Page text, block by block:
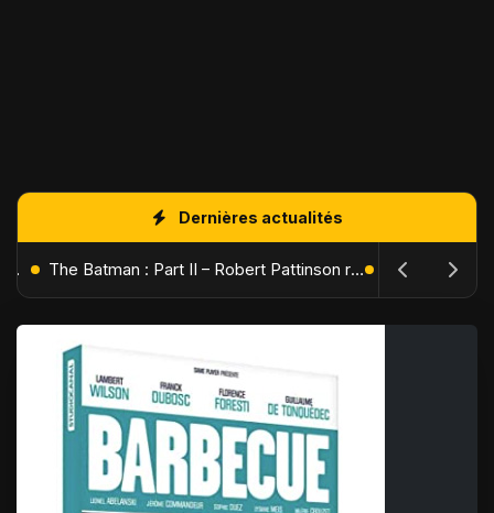
Dernières actualités
L'Âge de Glace : Le Réveil du Volcan – Manny, Sid et Diego de retour pour une aventure explosive The Batman : Part II – Robert Pattinson replonge dans les ténèbres de Gotham dès octobre 2027